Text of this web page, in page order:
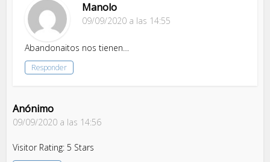
Manolo
09/09/2020 a las 14:55
Abandonaitos nos tienen…
Responder
Anónimo
09/09/2020 a las 14:56
Visitor Rating: 5 Stars